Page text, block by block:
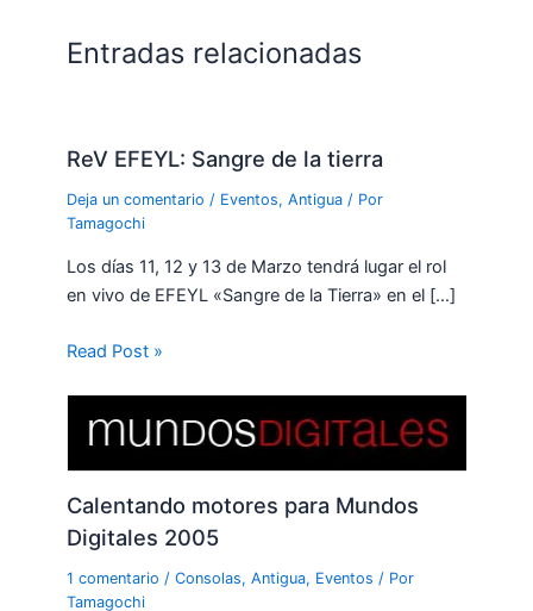
Entradas relacionadas
ReV EFEYL: Sangre de la tierra
Deja un comentario / Eventos,Antigua / Por
Tamagochi
Los días 11, 12 y 13 de Marzo tendrá lugar el rol
en vivo de EFEYL «Sangre de la Tierra» en el […]
Read Post »
Calentando motores para Mundos
Digitales 2005
1 comentario /Consolas,Antigua, Eventos / Por
Tamagochi